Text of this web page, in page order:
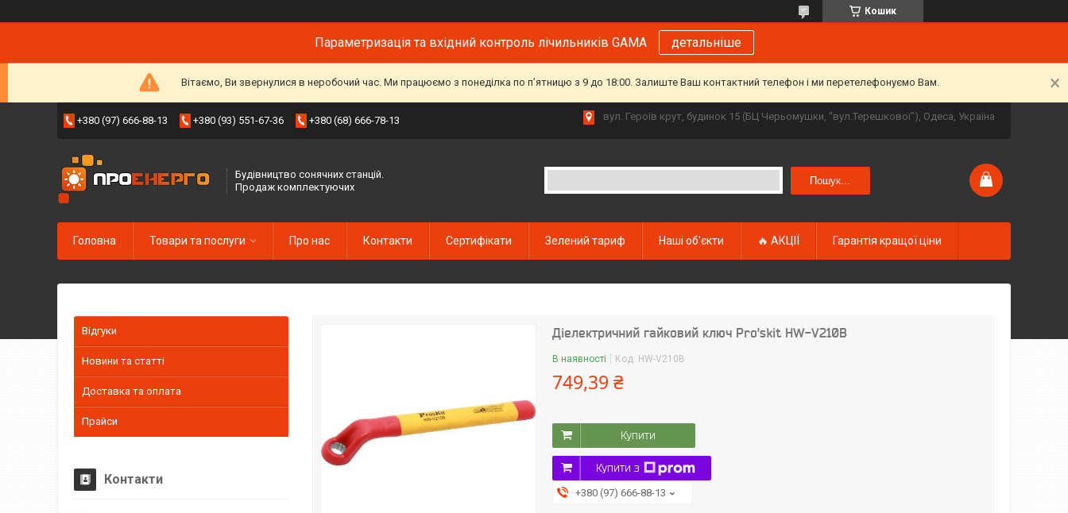
Кошик
Параметризація та вхідний контроль лічильників GAMA детальніше
Вітаємо, Ви звернулися в неробочий час. Ми працюємо з понеділка по пʼятницю з 9 до 18:00. Залиште Ваш контактний телефон і ми перетелефонуємо Вам.
+380 (97) 666-88-13 +380 (93) 551-67-36 +380 (68) 666-78-13 вул. Героїв крут, будинок 15 (БЦ Черьомушки, "вул.Терешкової"), Одеса, Україна
Будівництво сонячних станцій.
Продаж комплектуючих
Пошук...
Головна Товари та послуги Про нас Контакти Сертифікати Зелений тариф Наші об'єкти 🔥 АКЦІЇ Гарантія кращої ціни
Діелектричний гайковий ключ Pro'skit HW-V210B
В наявності Код: HW-V210B
749,39 ₴
Купити
Купити з
+380 (97) 666-88-13
Відгуки
Новини та статті
Доставка та оплата
Прайси
Контакти